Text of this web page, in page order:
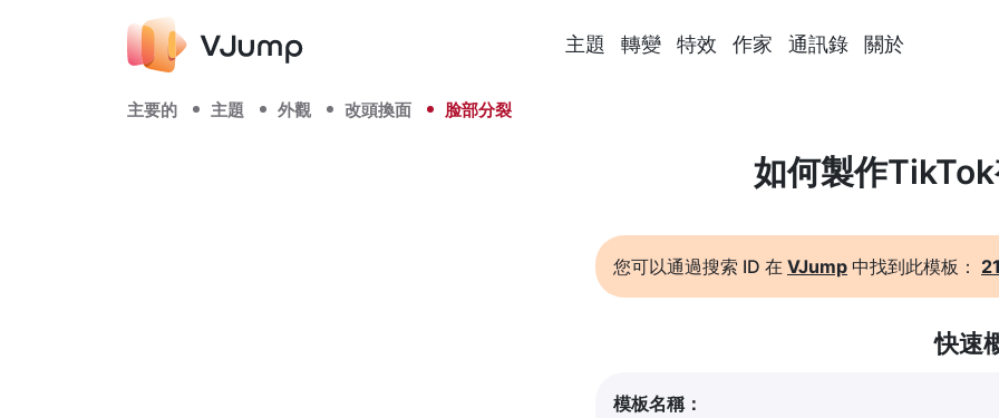
主題 轉變 特效 作家 通訊錄 關於
主要的 主題 外觀 改頭換面 脸部分裂
如何製作
您可以通過搜索 ID 在 VJump 中找到此模板：
快速
模板名稱：